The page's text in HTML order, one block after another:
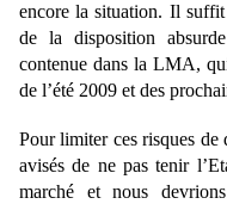
encore la situation. Il suffit
de la disposition
contenue dans la LMA,
de l’été 2009 et des
Pour limiter ces risques de
avisés de ne pas tenir
marché et nous